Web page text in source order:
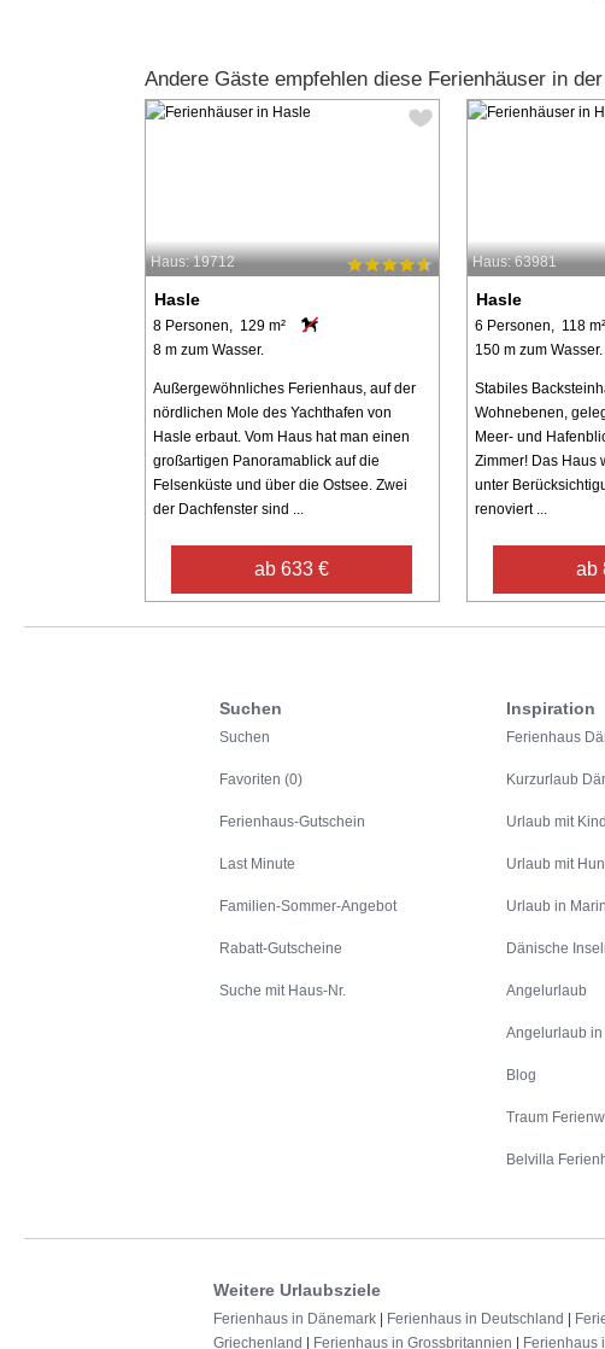
Andere Gäste empfehlen diese Ferienhäuser in
Haus: 19712
Hasle
8 Personen, 129 m²
8 m zum Wasser.
Außergewöhnliches Ferienhaus, auf der
nördlichen Mole des Yachthafen von
Hasle erbaut. Vom Haus hat man einen
großartigen Panoramablick auf die
Felsenküste und über die Ostsee. Zwei
der Dachfenster sind ...
ab 633 €
Haus: 63981
Hasle
6 Personen, 118 m²
150 m zum Wasser.
Stabiles
Wohnebenen,
Meer- und
Zimmer! Das Haus
unter
renoviert ...
ab
Suchen
Suchen
Favoriten (0)
Ferienhaus-Gutschein
Last Minute
Familien-Sommer-Angebot
Rabatt-Gutscheine
Suche mit Haus-Nr.
Inspiration
Ferienhaus
Kurzurlaub
Urlaub mit
Urlaub mit
Urlaub in
Dänische
Angelurlaub
Angelurlaub
Blog
Traum
Belvilla
Weitere Urlaubsziele
Ferienhaus in Dänemark | Ferienhaus in Deutschland |
Griechenland | Ferienhaus in Grossbritannien | Ferienhaus